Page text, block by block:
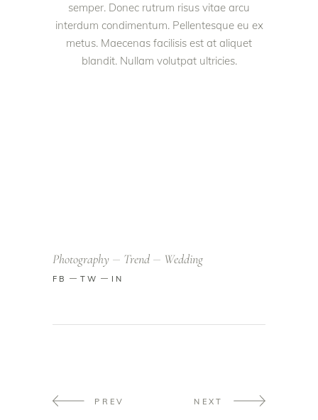
semper. Donec rutrum risus vitae arcu
interdum condimentum. Pellentesque eu ex
metus. Maecenas facilisis est at aliquet
blandit. Nullam volutpat ultricies.
Photography Trend Wedding
FB TW IN
PREV NEXT